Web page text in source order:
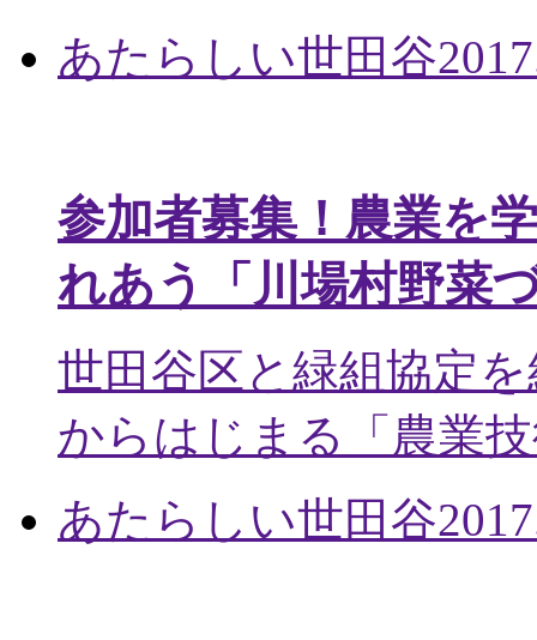
あたらしい世田谷
参加者募集！農業を
れあう「川場村野菜
世田谷区と緑組協定
からはじまる「農業
あたらしい世田谷